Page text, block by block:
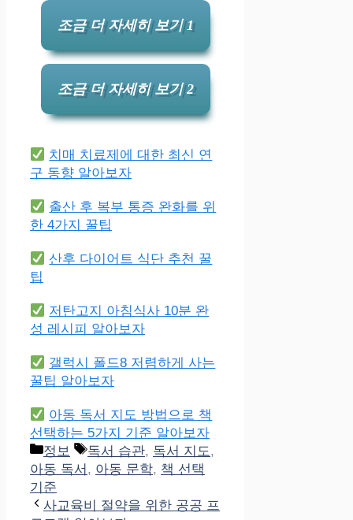
조금 더 자세히 보기 1
조금 더 자세히 보기 2
치매 치료제에 대한 최신 연
구 동향 알아보자
출산 후 복부 통증 완화를 위
한 4가지 꿀팁
산후 다이어트 식단 추천 꿀
팁
저탄고지 아침식사 10분 완
성 레시피 알아보자
갤럭시 폴드8 저렴하게 사는
꿀팁 알아보자
아동 독서 지도 방법으로 책
선택하는 5가지 기준 알아보자
Categories
정보 Tags
독서 습관, 독서 지도,
아동 독서 , 아동 문학, 책 선택
기준
사교육비 절약을 위한 공공 프